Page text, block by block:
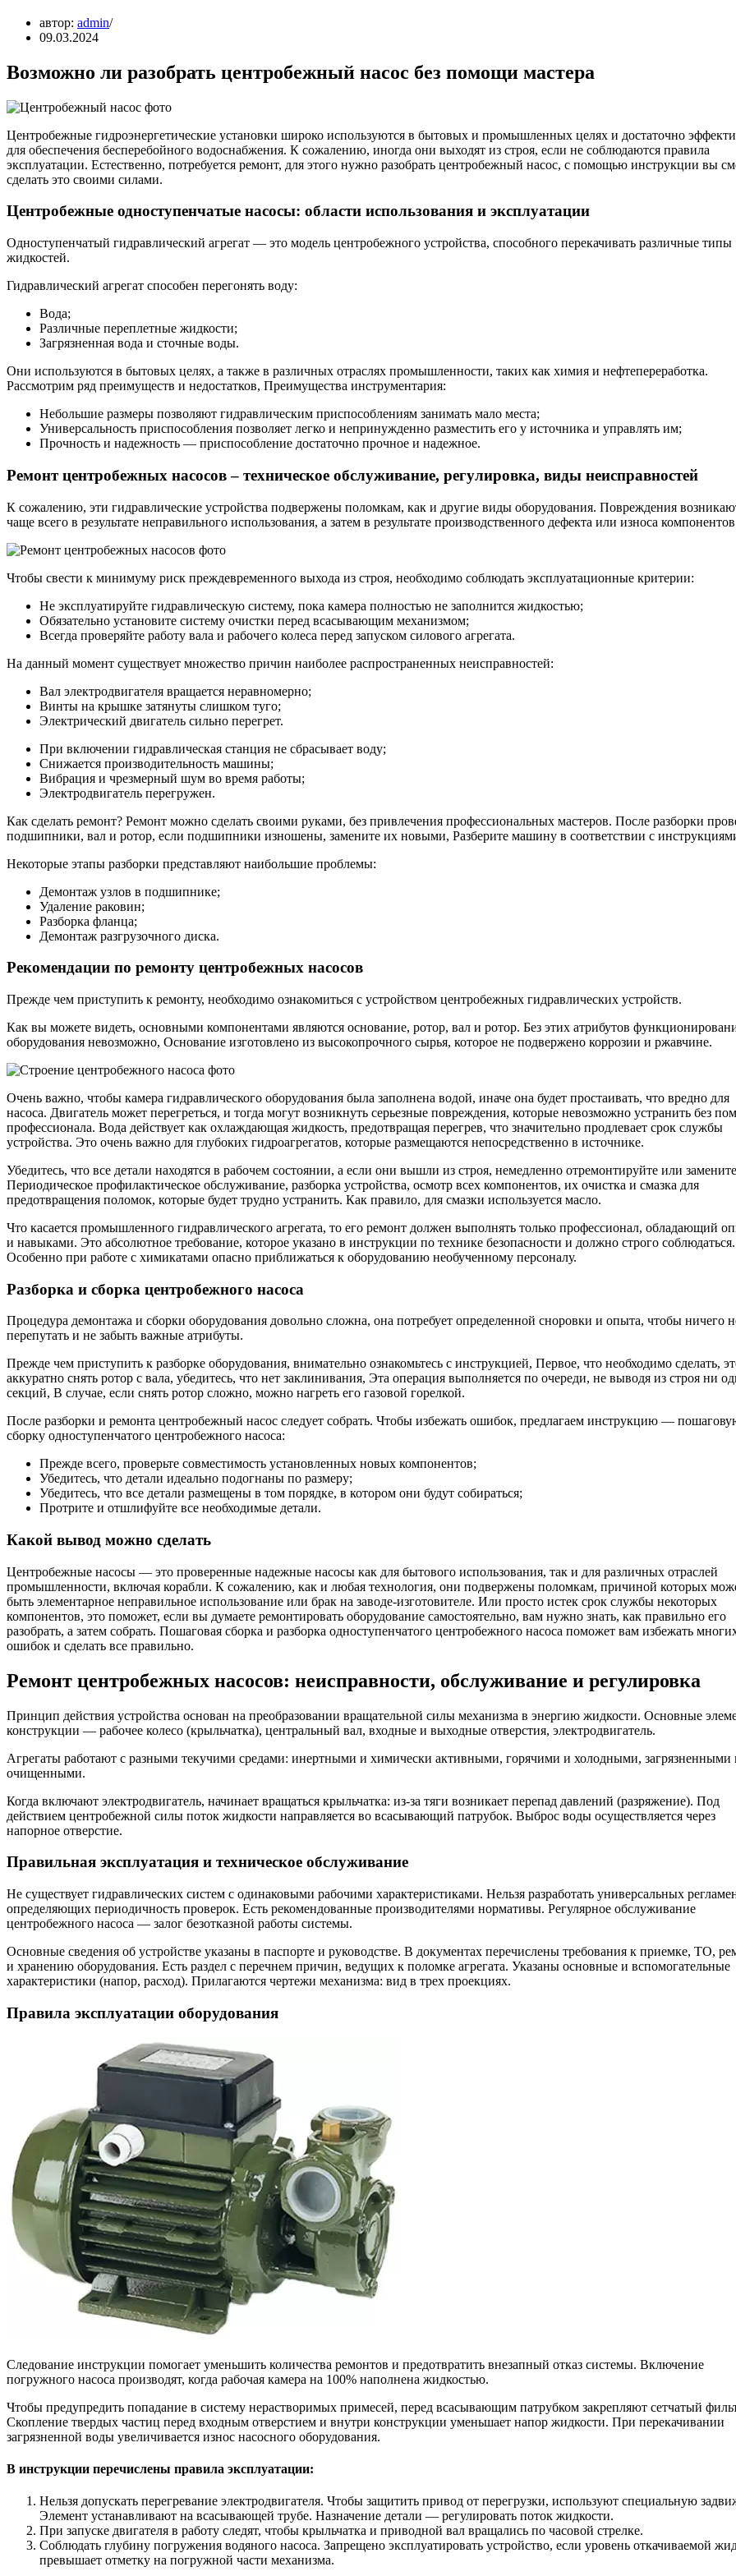
автор: admin
09.03.2024
Возможно ли разобрать центробежный насос без помощи мастера
Центробежные гидроэнергетические установки широко используются в бытовых и промышленных целях и достаточно
для обеспечения бесперебойного водоснабжения. К сожалению, иногда они выходят из строя, если не соблюдаются правила
эксплуатации. Естественно, потребуется ремонт, для этого нужно разобрать центробежный насос, с помощью инструкции вы
сделать это своими силами.
Центробежные одноступенчатые насосы: области использования и эксплуатации
Одноступенчатый гидравлический агрегат — это модель центробежного устройства, способного перекачивать различные типы
жидкостей.
Гидравлический агрегат способен перегонять воду:
Вода;
Различные переплетные жидкости;
Загрязненная вода и сточные воды.
Они используются в бытовых целях, а также в различных отраслях промышленности, таких как химия и нефтепереработка.
Рассмотрим ряд преимуществ и недостатков, Преимущества инструментария:
Небольшие размеры позволяют гидравлическим приспособлениям занимать мало места;
Универсальность приспособления позволяет легко и непринужденно разместить его у источника и управлять им;
Прочность и надежность — приспособление достаточно прочное и надежное.
Ремонт центробежных насосов – техническое обслуживание, регулировка, виды неисправностей
К сожалению, эти гидравлические устройства подвержены поломкам, как и другие виды оборудования. Повреждения
чаще всего в результате неправильного использования, а затем в результате производственного дефекта или износа
Чтобы свести к минимуму риск преждевременного выхода из строя, необходимо соблюдать эксплуатационные критерии:
Не эксплуатируйте гидравлическую систему, пока камера полностью не заполнится жидкостью;
Обязательно установите систему очистки перед всасывающим механизмом;
Всегда проверяйте работу вала и рабочего колеса перед запуском силового агрегата.
На данный момент существует множество причин наиболее распространенных неисправностей:
Вал электродвигателя вращается неравномерно;
Винты на крышке затянуты слишком туго;
Электрический двигатель сильно перегрет.
При включении гидравлическая станция не сбрасывает воду;
Снижается производительность машины;
Вибрация и чрезмерный шум во время работы;
Электродвигатель перегружен.
Как сделать ремонт? Ремонт можно сделать своими руками, без привлечения профессиональных мастеров. После разборки
подшипники, вал и ротор, если подшипники изношены, замените их новыми, Разберите машину в соответствии с
Некоторые этапы разборки представляют наибольшие проблемы:
Демонтаж узлов в подшипнике;
Удаление раковин;
Разборка фланца;
Демонтаж разгрузочного диска.
Рекомендации по ремонту центробежных насосов
Прежде чем приступить к ремонту, необходимо ознакомиться с устройством центробежных гидравлических устройств.
Как вы можете видеть, основными компонентами являются основание, ротор, вал и ротор. Без этих атрибутов
оборудования невозможно, Основание изготовлено из высокопрочного сырья, которое не подвержено коррозии и ржавчине.
Очень важно, чтобы камера гидравлического оборудования была заполнена водой, иначе она будет простаивать, что вредно для
насоса. Двигатель может перегреться, и тогда могут возникнуть серьезные повреждения, которые невозможно устранить без
профессионала. Вода действует как охлаждающая жидкость, предотвращая перегрев, что значительно продлевает срок службы
устройства. Это очень важно для глубоких гидроагрегатов, которые размещаются непосредственно в источнике.
Убедитесь, что все детали находятся в рабочем состоянии, а если они вышли из строя, немедленно отремонтируйте или
Периодическое профилактическое обслуживание, разборка устройства, осмотр всех компонентов, их очистка и смазка для
предотвращения поломок, которые будет трудно устранить. Как правило, для смазки используется масло.
Что касается промышленного гидравлического агрегата, то его ремонт должен выполнять только профессионал, обладающий
и навыками. Это абсолютное требование, которое указано в инструкции по технике безопасности и должно строго соблюдаться.
Особенно при работе с химикатами опасно приближаться к оборудованию необученному персоналу.
Разборка и сборка центробежного насоса
Процедура демонтажа и сборки оборудования довольно сложна, она потребует определенной сноровки и опыта, чтобы ничего
перепутать и не забыть важные атрибуты.
Прежде чем приступить к разборке оборудования, внимательно ознакомьтесь с инструкцией, Первое, что необходимо сделать,
аккуратно снять ротор с вала, убедитесь, что нет заклинивания, Эта операция выполняется по очереди, не выводя из строя ни
секций, В случае, если снять ротор сложно, можно нагреть его газовой горелкой.
После разборки и ремонта центробежный насос следует собрать. Чтобы избежать ошибок, предлагаем инструкцию —
сборку одноступенчатого центробежного насоса:
Прежде всего, проверьте совместимость установленных новых компонентов;
Убедитесь, что детали идеально подогнаны по размеру;
Убедитесь, что все детали размещены в том порядке, в котором они будут собираться;
Протрите и отшлифуйте все необходимые детали.
Какой вывод можно сделать
Центробежные насосы — это проверенные надежные насосы как для бытового использования, так и для различных отраслей
промышленности, включая корабли. К сожалению, как и любая технология, они подвержены поломкам, причиной которых
быть элементарное неправильное использование или брак на заводе-изготовителе. Или просто истек срок службы некоторых
компонентов, это поможет, если вы думаете ремонтировать оборудование самостоятельно, вам нужно знать, как правильно его
разобрать, а затем собрать. Пошаговая сборка и разборка одноступенчатого центробежного насоса поможет вам избежать
ошибок и сделать все правильно.
Ремонт центробежных насосов: неисправности, обслуживание и регулировка
Принцип действия устройства основан на преобразовании вращательной силы механизма в энергию жидкости. Основные
конструкции — рабочее колесо (крыльчатка), центральный вал, входные и выходные отверстия, электродвигатель.
Агрегаты работают с разными текучими средами: инертными и химически активными, горячими и холодными, загрязненными
очищенными.
Когда включают электродвигатель, начинает вращаться крыльчатка: из-за тяги возникает перепад давлений (разряжение). Под
действием центробежной силы поток жидкости направляется во всасывающий патрубок. Выброс воды осуществляется через
напорное отверстие.
Правильная эксплуатация и техническое обслуживание
Не существует гидравлических систем с одинаковыми рабочими характеристиками. Нельзя разработать универсальных
определяющих периодичность проверок. Есть рекомендованные производителями нормативы. Регулярное обслуживание
центробежного насоса — залог безотказной работы системы.
Основные сведения об устройстве указаны в паспорте и руководстве. В документах перечислены требования к приемке, ТО,
и хранению оборудования. Есть раздел с перечнем причин, ведущих к поломке агрегата. Указаны основные и вспомогательные
характеристики (напор, расход). Прилагаются чертежи механизма: вид в трех проекциях.
Правила эксплуатации оборудования
Следование инструкции помогает уменьшить количества ремонтов и предотвратить внезапный отказ системы. Включение
погружного насоса производят, когда рабочая камера на 100% наполнена жидкостью.
Чтобы предупредить попадание в систему нерастворимых примесей, перед всасывающим патрубком закрепляют сетчатый
Скопление твердых частиц перед входным отверстием и внутри конструкции уменьшает напор жидкости. При перекачивании
загрязненной воды увеличивается износ насосного оборудования.
В инструкции перечислены правила эксплуатации:
Нельзя допускать перегревание электродвигателя. Чтобы защитить привод от перегрузки, используют специальную
Элемент устанавливают на всасывающей трубе. Назначение детали — регулировать поток жидкости.
При запуске двигателя в работу следят, чтобы крыльчатка и приводной вал вращались по часовой стрелке.
Соблюдать глубину погружения водяного насоса. Запрещено эксплуатировать устройство, если уровень откачиваемой
превышает отметку на погружной части механизма.